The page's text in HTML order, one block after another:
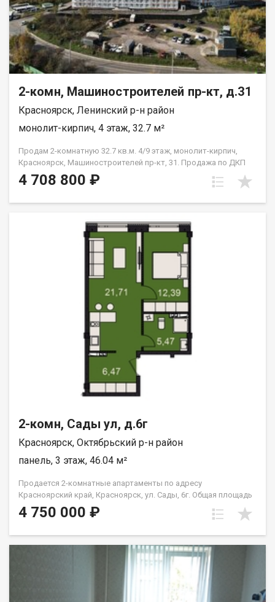
2-комн, Машиностроителей пр-кт, д.31
Красноярск, Ленинский р-н район
монолит-кирпич, 4 этаж, 32.7 м²
Продам 2-комнатную 32.7 кв.м. 4/9 этаж, монолит-кирпич,
Красноярск, Машиностроителей пр-кт, 31. Продажа по ДКП
НЕ ОТ ЗАСТРОЙЩИКА
4 708 800 ₽
2-комн, Сады ул, д.6г
Красноярск, Октябрьский р-н район
панель, 3 этаж, 46.04 м²
Продается 2-комнатные апартаменты по адресу
Красноярский край, Красноярск, ул. Сады, 6г. Общая площадь
квартиры — 46,04 кв.м., Апартаменты предлагаются как
универсальный вид недвижимости: - для собственного
бизнеса. В экологически чистом районе. Возможна ипотека.
4 750 000 ₽